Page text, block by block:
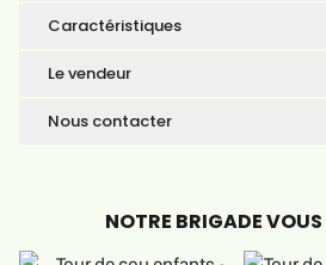
Caractéristiques
Le vendeur
Nous contacter
NOTRE BRIGADE VOUS